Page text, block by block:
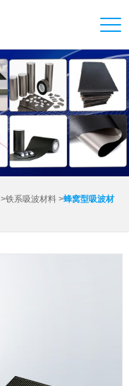
>铁系吸波材料 >蜂窝型吸波材